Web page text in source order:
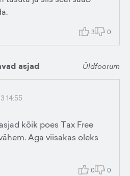
3 0
asjad Üldfoorum
14:55
kõik poes Tax Free
Aga viisakas oleks
0 0